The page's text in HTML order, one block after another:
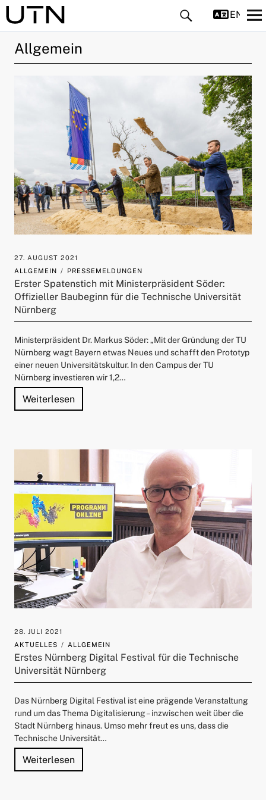
Menü aufklappen
Menü aufklappen
Menü aufklappen
Menü aufklappen
Menü aufklappen
Allgemein
27. AUGUST 2021
ALLGEMEIN
PRESSEMELDUNGEN
Erster Spatenstich mit Ministerpräsident Söder:
Offizieller Baubeginn für die Technische Universität
Nürnberg
Ministerpräsident Dr. Markus Söder: „Mit der Gründung der TU
Nürnberg wagt Bayern etwas Neues und schafft den Prototyp
einer neuen Universitätskultur. In den Campus der TU
Nürnberg investieren wir 1,2…
Weiterlesen"Erster Spatenstich mit Ministerpräsident
28. JULI 2021
AKTUELLES
ALLGEMEIN
Erstes Nürnberg Digital Festival für die Technische
Universität Nürnberg
Das Nürnberg Digital Festival ist eine prägende Veranstaltung
rund um das Thema Digitalisierung – inzwischen weit über die
Stadt Nürnberg hinaus. Umso mehr freut es uns, dass die
Technische Universität…
Weiterlesen"Erstes Nürnberg Digital Festival für die